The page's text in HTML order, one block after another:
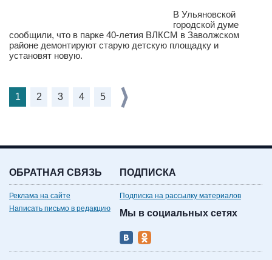
В Ульяновской
городской думе
сообщили, что в парке 40-летия ВЛКСМ в Заволжском
районе демонтируют старую детскую площадку и
установят новую.
1 2 3 4 5
ОБРАТНАЯ СВЯЗЬ
Реклама на сайте
Написать письмо в редакцию
ПОДПИСКА
Подписка на рассылку материалов
Мы в социальных сетях